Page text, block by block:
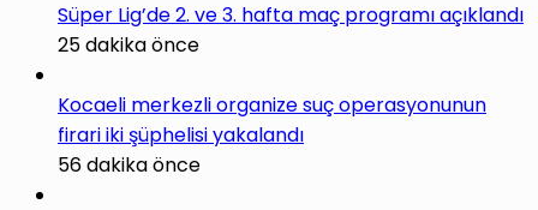
Süper Lig’de 2. ve 3. hafta maç programı açıklandı
25 dakika önce
Kocaeli merkezli organize suç operasyonunun
firari iki şüphelisi yakalandı
56 dakika önce